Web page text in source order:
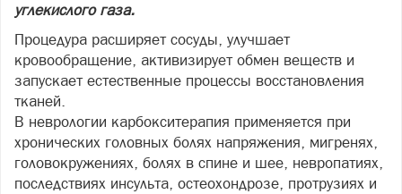
углекислого газа.
Процедура расширяет сосуды, улучшает
кровообращение, активизирует обмен веществ и
запускает естественные процессы восстановления
тканей.
В неврологии карбокситерапия применяется при
хронических головных болях напряжения, мигренях,
головокружениях, болях в спине и шее, невропатиях,
последствиях инсульта, остеохондрозе, протрузиях и